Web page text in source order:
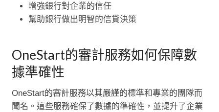
增強銀行對企業的信任
幫助銀行做出明智的信貸決策
OneStart的審計服務如何保障數
據準確性
OneStart的審計服務以其嚴謹的標準和專業的團隊而
聞名。這些服務確保了數據的準確性，並提升了企業